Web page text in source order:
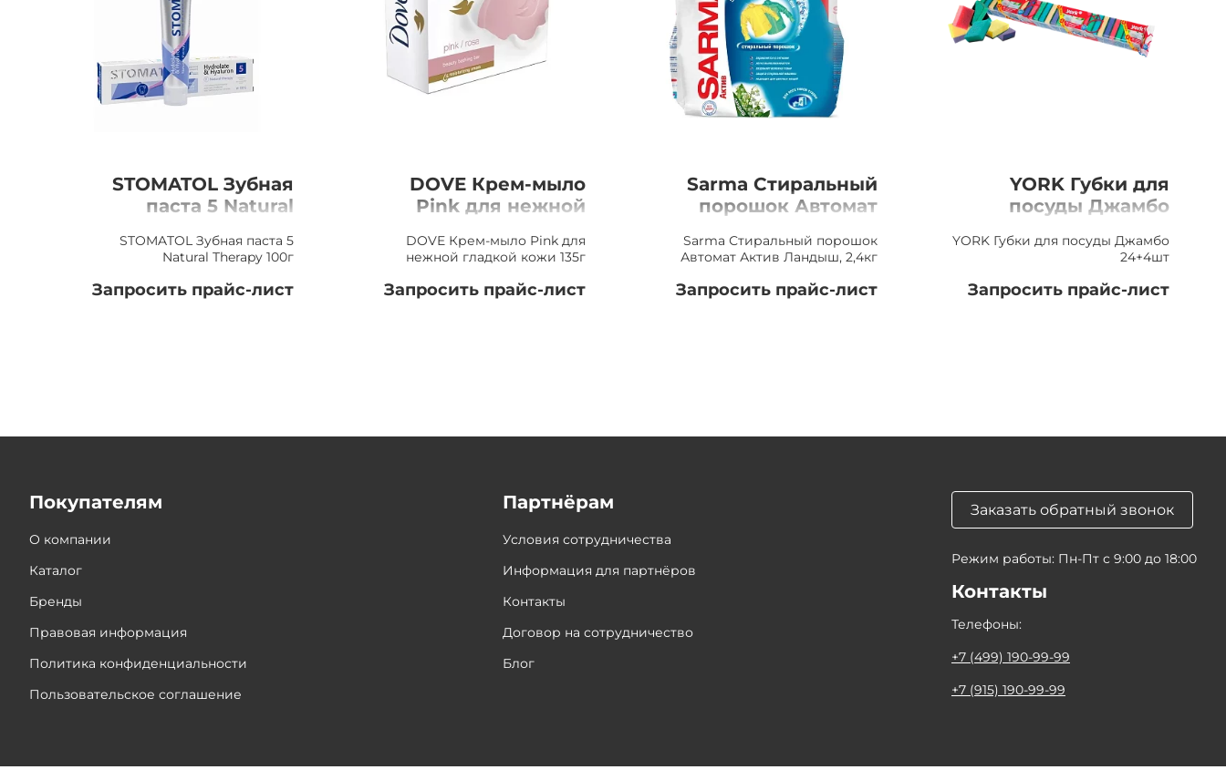
STOMATOL Зубная
паста 5 Natural
STOMATOL Зубная паста 5
Natural Therapy 100г
Запросить прайс-лист
DOVE Крем-мыло
Pink для нежной
DOVE Крем-мыло Pink для
нежной гладкой кожи 135г
Запросить прайс-лист
Sarma Стиральный
порошок Автомат
Sarma Стиральный порошок
Автомат Актив Ландыш, 2,4кг
Запросить прайс-лист
YORK Губки для
посуды Джамбо
YORK Губки для посуды Джамбо
24+4шт
Запросить прайс-лист
Покупателям
О компании
Каталог
Бренды
Правовая информация
Политика конфиденциальности
Пользовательское соглашение
Партнёрам
Условия сотрудничества
Информация для партнёров
Контакты
Договор на сотрудничество
Блог
Заказать обратный звонок
Режим работы: Пн-Пт с 9:00 до 18:00
Контакты
Телефоны:
+7 (499) 190-99-99
+7 (915) 190-99-99